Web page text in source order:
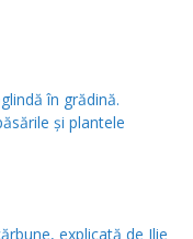
în grădină.
și plantele
explicată de Ilie